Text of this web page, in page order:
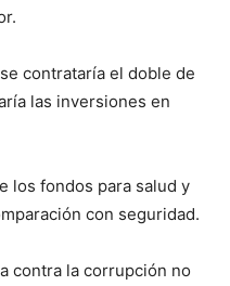
contrataría el doble de
las inversiones en
los fondos para salud y
con seguridad.
contra la corrupción no